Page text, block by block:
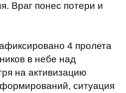
Враг понес потери и
4 пролета
в небе над
на активизацию
ситуация